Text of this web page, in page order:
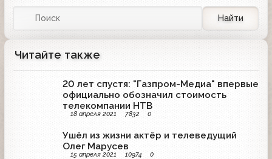
Найти
Читайте также
20 лет спустя: "Газпром-Медиа" впервые
официально обозначил стоимость
телекомпании НТВ
18 апреля 2021 7832 0
Ушёл из жизни актёр и телеведущий
Олег Марусев
15 апреля 2021 10974 0